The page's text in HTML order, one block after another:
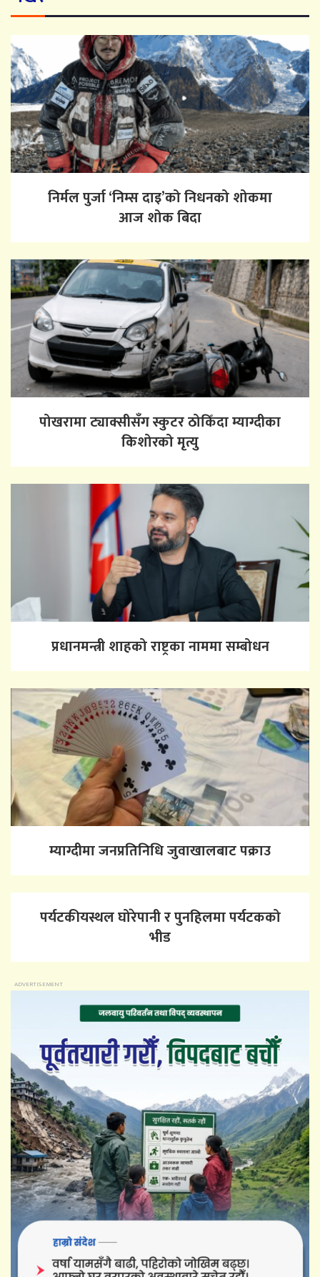
निर्मल पुर्जा ‘निम्स दाइ’को निधनको शोकमा
आज शोक बिदा
पोखरामा ट्याक्सीसँग स्कुटर ठोकिँदा म्याग्दीका
किशोरको मृत्यु
प्रधानमन्त्री शाहको राष्ट्रका नाममा सम्बोधन
म्याग्दीमा जनप्रतिनिधि जुवाखालबाट पक्राउ
पर्यटकीयस्थल घोरेपानी र पुनहिलमा पर्यटकको
भीड